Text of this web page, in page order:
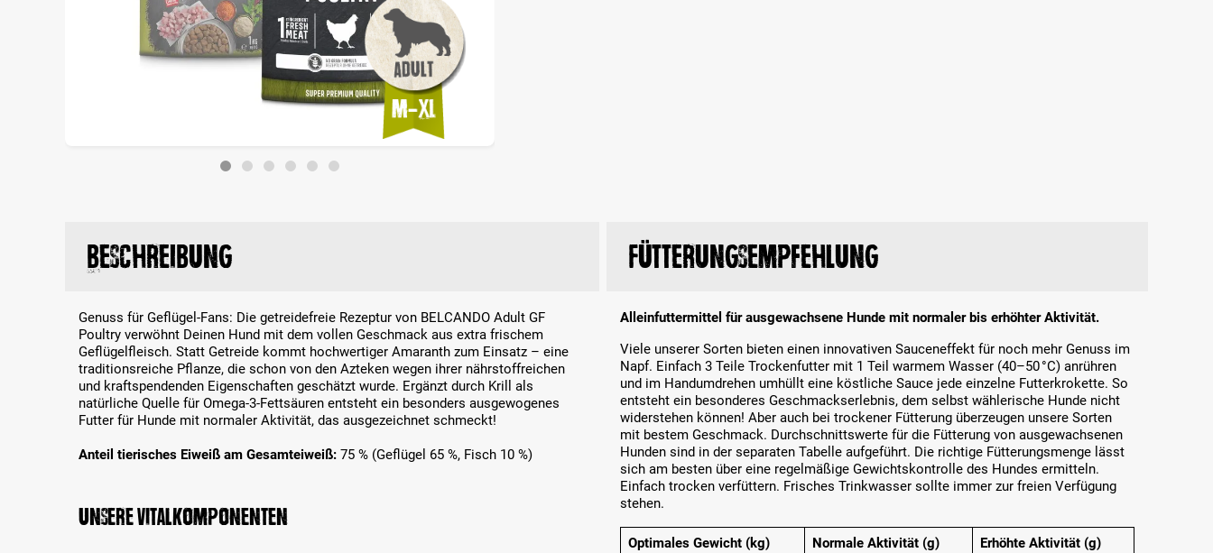
Beschreibung
Genuss für Geflügel-Fans: Die getreidefreie Rezeptur von BELCANDO Adult GF
Poultry verwöhnt Deinen Hund mit dem vollen Geschmack aus extra frischem
Geflügelfleisch. Statt Getreide kommt hochwertiger Amaranth zum Einsatz – eine
traditionsreiche Pflanze, die schon von den Azteken wegen ihrer nährstoffreichen
und kraftspendenden Eigenschaften geschätzt wurde. Ergänzt durch Krill als
natürliche Quelle für Omega-3-Fettsäuren entsteht ein besonders ausgewogenes
Futter für Hunde mit normaler Aktivität, das ausgezeichnet schmeckt!
Anteil tierisches Eiweiß am Gesamteiweiß: 75 % (Geflügel 65 %, Fisch 10 %)
Unsere Vitalkomponenten
Fütterungsempfehlung
Alleinfuttermittel für ausgewachsene Hunde mit normaler bis erhöhter Aktivität.
Viele unserer Sorten bieten einen innovativen Sauceneffekt für noch mehr Genuss im
Napf. Einfach 3 Teile Trockenfutter mit 1 Teil warmem Wasser (40–50 °C) anrühren
und im Handumdrehen umhüllt eine köstliche Sauce jede einzelne Futterkrokette. So
entsteht ein besonderes Geschmackserlebnis, dem selbst wählerische Hunde nicht
widerstehen können! Aber auch bei trockener Fütterung überzeugen unsere Sorten
mit bestem Geschmack. Durchschnittswerte für die Fütterung von ausgewachsenen
Hunden sind in der separaten Tabelle aufgeführt. Die richtige Fütterungsmenge lässt
sich am besten über eine regelmäßige Gewichtskontrolle des Hundes ermitteln.
Einfach trocken verfüttern. Frisches Trinkwasser sollte immer zur freien Verfügung
stehen.
Optimales Gewicht (kg) Normale Aktivität (g)
Erhöhte Aktivität (g)